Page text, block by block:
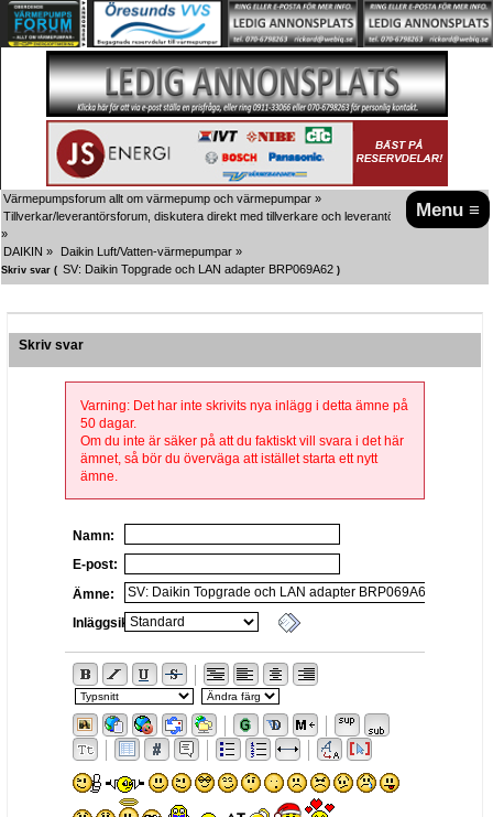
Menu ≡
Värmepumpsforum allt om värmepump och värmepumpar »
Tillverkar/leverantörsforum, diskutera direkt med tillverkare och leverantörer här!
»
DAIKIN » Daikin Luft/Vatten-värmepumpar »
Skriv svar ( SV: Daikin Topgrade och LAN adapter BRP069A62 )
Skriv svar
Varning: Det har inte skrivits nya inlägg i detta ämne på
50 dagar.
Om du inte är säker på att du faktiskt vill svara i det här
ämnet, så bör du överväga att istället starta ett nytt
ämne.
Namn:
E-post:
Ämne:
Inläggsikon: